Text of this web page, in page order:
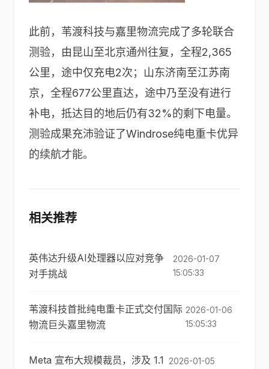
此前，苇渡科技与嘉里物流完成了多轮联合
测验，由昆山至北京通州往复，全程2,365
公里，途中仅充电2次；山东济南至江苏南
京，全程677公里直达，途中乃至没有进行
补电，抵达目的地后仍有32%的剩下电量。
测验成果充沛验证了Windrose纯电重卡优异
的续航才能。
相关推荐
英伟达升级AI处理器以应对竞争
对手挑战
2026-01-07
15:05:33
苇渡科技首批纯电重卡正式交付国际
物流巨头嘉里物流
2026-01-06
15:05:33
Meta 宣布大规模裁员，涉及 1.1 2026-01-05